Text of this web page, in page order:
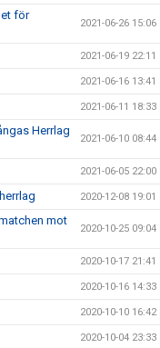
för
2021-06-26 15:06
2021-06-19 22:11
2021-06-16 13:41
2021-06-11 18:33
Herrlag
2021-06-10 08:44
2021-06-05 22:00
2020-12-08 19:01
mot
2020-10-25 09:04
2020-10-17 21:41
2020-10-16 14:33
2020-10-10 16:42
2020-10-04 23:33